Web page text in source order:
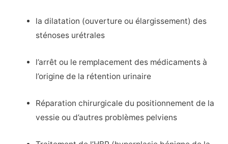
la dilatation (ouverture ou élargissement) des
sténoses urétrales
l’arrêt ou le remplacement des médicaments à
l’origine de la rétention urinaire
Réparation chirurgicale du positionnement de la
vessie ou d’autres problèmes pelviens